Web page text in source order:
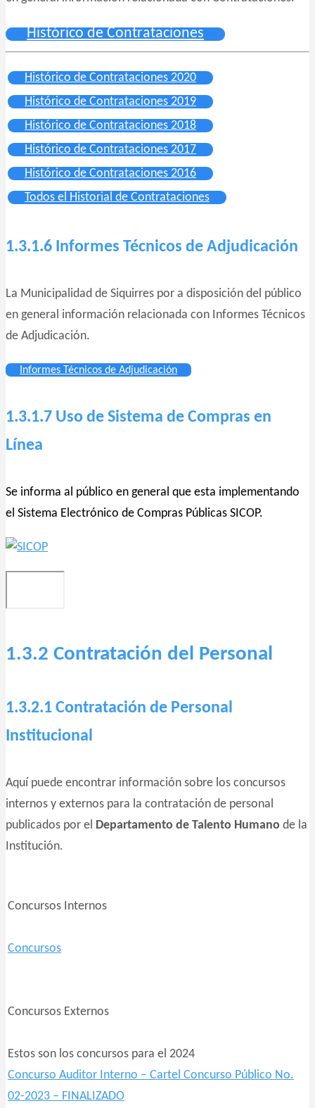
Histórico de Contrataciones
Histórico de Contrataciones 2020
Histórico de Contrataciones 2019
Histórico de Contrataciones 2018
Histórico de Contrataciones 2017
Histórico de Contrataciones 2016
Todos el Historial de Contrataciones
1.3.1.6 Informes Técnicos de Adjudicación
La Municipalidad de Siquirres por a disposición del público
en general información relacionada con Informes Técnicos
de Adjudicación.
Informes Técnicos de Adjudicación
1.3.1.7 Uso de Sistema de Compras en
Línea
Se informa al público en general que esta implementando
el Sistema Electrónico de Compras Públicas SICOP.
1.3.2 Contratación del Personal
1.3.2.1 Contratación de Personal
Institucional
Aquí puede encontrar información sobre los concursos
internos y externos para la contratación de personal
publicados por el Departamento de Talento Humano de la
Institución.
Concursos Internos
Concursos
Concursos Externos
Estos son los concursos para el 2024
Concurso Auditor Interno – Cartel Concurso Público No.
02-2023 – FINALIZADO